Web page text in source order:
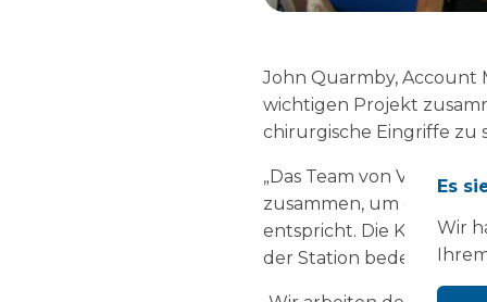
John Quarmby, Account
wichtigen Projekt
chirurgische Eingriffe zu
„Das Team von
zusammen, um diese
entspricht. Die
der Station bedeutet für
Es
Wir